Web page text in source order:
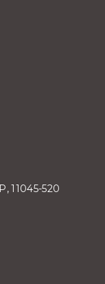
11045-520